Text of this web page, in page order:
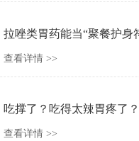
拉唑类胃药能当“聚餐护身
查看详情 >>
吃撑了？吃得太辣胃疼了
查看详情 >>